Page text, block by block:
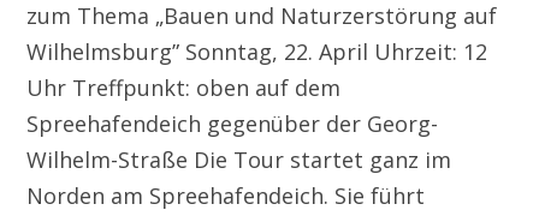
zum Thema „Bauen und Naturzerstörung auf
Wilhelmsburg” Sonntag, 22. April Uhrzeit: 12
Uhr Treffpunkt: oben auf dem
Spreehafendeich gegenüber der Georg-
Wilhelm-Straße Die Tour startet ganz im
Norden am Spreehafendeich. Sie führt